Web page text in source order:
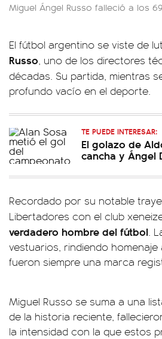
Miguel Ángel Russo falleció a los
El fútbol argentino se viste de
Russo, uno de los directores
décadas. Su partida, mientras
profundo vacío en el deporte.
TE PUEDE INTERESAR:
El golazo de
cancha y Ángel
Recordado por su notable
Libertadores con el club
verdadero hombre del fútbol.
vestuarios, rindiendo
fueron siempre una marca
Miguel Russo se suma a una
de la historia reciente,
la intensidad con la que estos